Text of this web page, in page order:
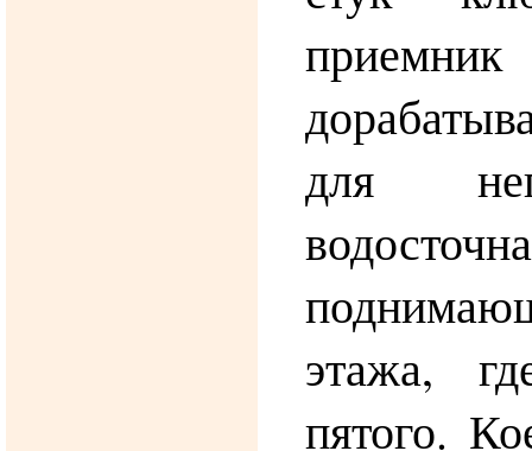
для
этажа,
пятого.